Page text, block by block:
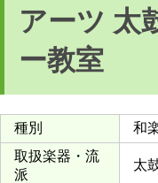
アーツ 太
ー教室
種別
和
取扱楽器・流
派
太